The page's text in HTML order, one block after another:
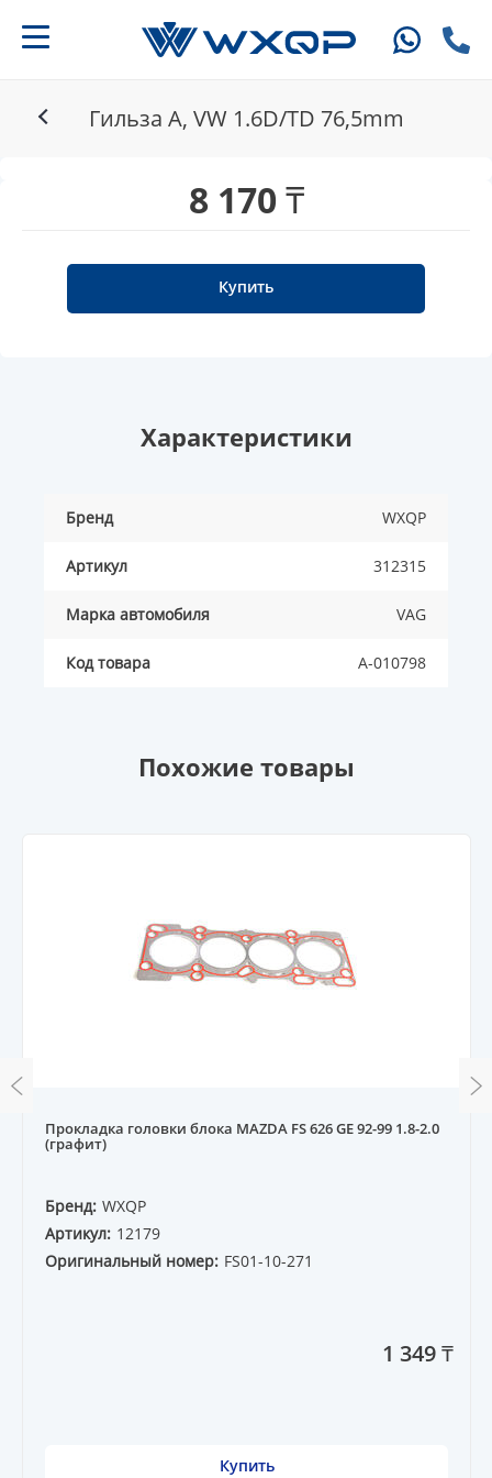
Гильза A, VW 1.6D/TD 76,5mm
8 170 ₸
Купить
Характеристики
Бренд WXQP
Артикул 312315
Марка автомобиля VAG
Код товара A-010798
Похожие товары
Прокладка головки блока MAZDA FS 626 GE 92-99 1.8-2.0
(графит)
Бренд: WXQP
Артикул: 12179
Оригинальный номер: FS01-10-271
1 349 ₸
Купить